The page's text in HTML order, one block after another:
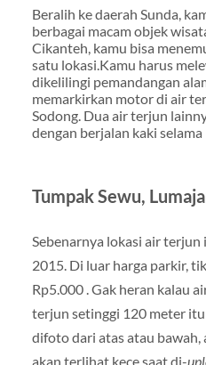
Beralih ke daerah Sunda,
berbagai macam objek
Cikanteh, kamu bisa
satu lokasi.Kamu harus
dikelilingi pemandangan
memarkirkan motor di air
Sodong. Dua air terjun
dengan berjalan kaki selama
Tumpak Sewu,
Sebenarnya lokasi air terjun
2015. Di luar harga parkir,
Rp5.000 . Gak heran kalau
terjun setinggi 120 meter
difoto dari atas atau bawah,
akan terlihat kece saat di-